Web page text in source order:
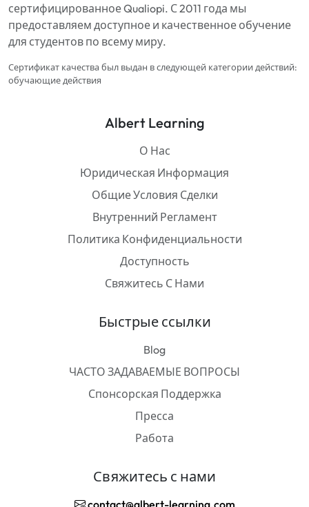
сертифицированное Qualiopi. С 2011 года мы
предоставляем доступное и качественное обучение
для студентов по всему миру.
Сертификат качества был выдан в следующей категории действий:
обучающие действия
Albert Learning
О Нас
Юридическая Информация
Общие Условия Сделки
Внутренний Регламент
Политика Конфиденциальности
Доступность
Свяжитесь С Нами
Быстрые ссылки
Blog
ЧАСТО ЗАДАВАЕМЫЕ ВОПРОСЫ
Спонсорская Поддержка
Пресса
Работа
Свяжитесь с нами